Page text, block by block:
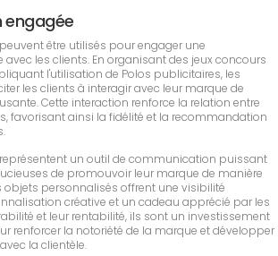
être utilisés pour engager une
les clients. En organisant des jeux concours
l'utilisation de Polos publicitaires, les
les clients à interagir avec leur marque de
Cette interaction renforce la relation entre
favorisant ainsi la fidélité et la recommandation
un outil de communication puissant
de promouvoir leur marque de manière
objets personnalisés offrent une visibilité
créative et un cadeau apprécié par les
et leur rentabilité, ils sont un investissement
renforcer la notoriété de la marque et développer
la clientèle.